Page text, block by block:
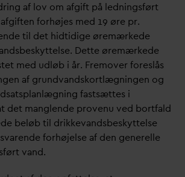
af lov om afgift på ledningsført
forhøjes med 19 øre pr.
til det hidtidige øremærkede
andsbeskyttelse. Dette øremærkede
med udløb i år. Fremover foreslås
af grundvandskortlægningen og
fastsættes i
det manglende provenu ved bortfald
beløb til drikkevandsbeskyttelse
varende forhøjelse af den generelle
vand.